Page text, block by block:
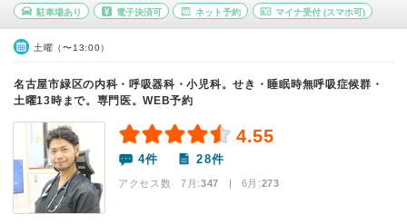
駐車場あり 電子決済可 ネット予約 マイナ受付 (スマホ可)
土曜（〜13:00）
名古屋市緑区の内科・呼吸器科・小児科。せき・睡眠時無呼吸症候群・
土曜13時まで。専門医。WEB予約
4.55
4件 28件
アクセス数 7月:347 | 6月:273